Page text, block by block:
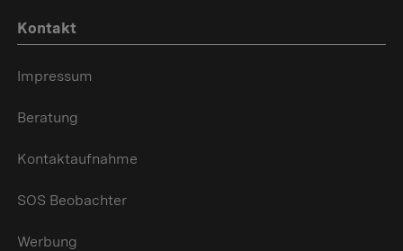
Kontakt
Impressum
Beratung
Kontaktaufnahme
SOS Beobachter
Werbung